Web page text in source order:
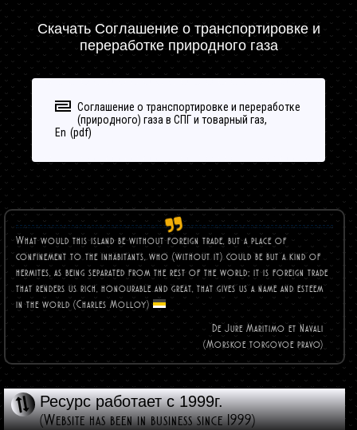
Скачать Соглашение о транспортировке и
переработке природного газа
Соглашение о транспортировке и переработке
(природного) газа в СПГ и товарный газ,
En
What would this island be without foreign trade, but a place of
confinement to the inhabitants, who (without it) could be but a kind of
hermites, as being separated from the rest of the world; it is foreign trade
that renders us rich, honourable and great, that gives us a name and esteem
in the world (Charles Molloy)
De Jure Maritimo et Navali
(Morskoe torgovoe pravo)
Ресурс работает с 1999г.
(Website has been in business since 1999)